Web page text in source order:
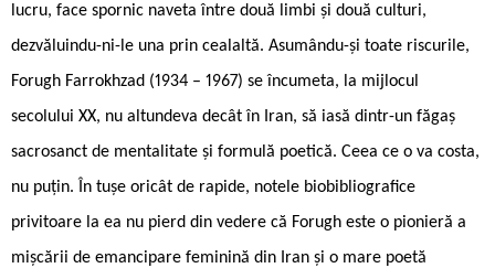
lucru, face spornic naveta între două limbi și două culturi,
dezvăluindu-ni-le una prin cealaltă. Asumându-și toate riscurile,
Forugh Farrokhzad (1934 – 1967) se încumeta, la mijlocul
secolului XX, nu altundeva decât în Iran, să iasă dintr-un făgaș
sacrosanct de mentalitate și formulă poetică. Ceea ce o va costa,
nu puțin. În tușe oricât de rapide, notele biobibliografice
privitoare la ea nu pierd din vedere că Forugh este o pionieră a
mișcării de emancipare feminină din Iran și o mare poetă